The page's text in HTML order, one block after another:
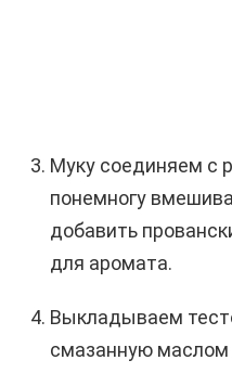
Муку соединяем с
понемногу
добавить
для аромата.
Выкладываем
смазанную маслом